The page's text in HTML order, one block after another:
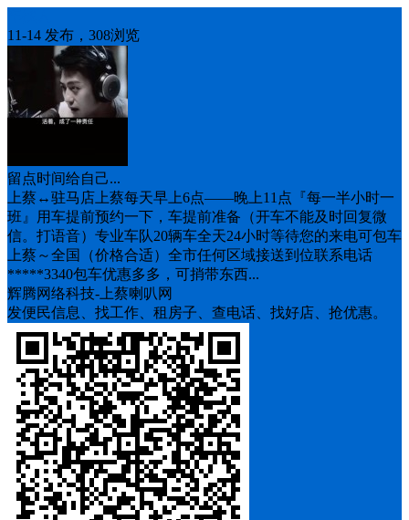
11-14 发布，308浏览
留点时间给自己...
上蔡↔️驻马店上蔡每天早上6点——晚上11点『每一半小时一
班』用车提前预约一下，车提前准备（开车不能及时回复微
信。打语音）专业车队20辆车全天24小时等待您的来电可包车
上蔡～全国（价格合适）全市任何区域接送到位联系电话
*****3340包车优惠多多，可捎带东西...
辉腾网络科技-上蔡喇叭网
发便民信息、找工作、租房子、查电话、找好店、抢优惠。